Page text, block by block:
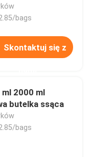
bags
Skontaktuj się z
2000 ml
butelka ssąca
bags